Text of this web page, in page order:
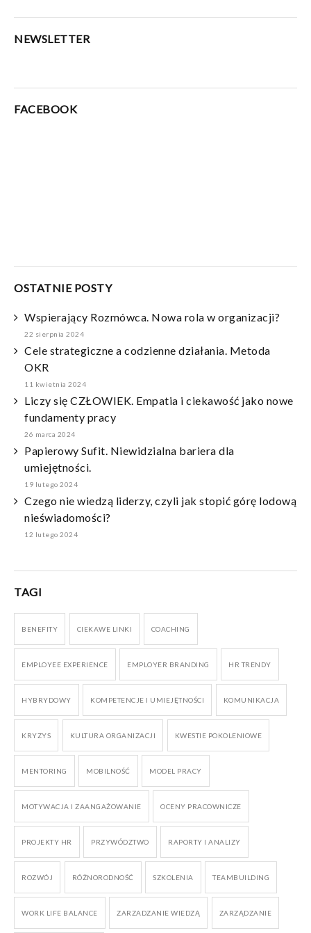
NEWSLETTER
FACEBOOK
OSTATNIE POSTY
Wspierający Rozmówca. Nowa rola w organizacji?
22 sierpnia 2024
Cele strategiczne a codzienne działania. Metoda
OKR
11 kwietnia 2024
Liczy się CZŁOWIEK. Empatia i ciekawość jako nowe
fundamenty pracy
26 marca 2024
Papierowy Sufit. Niewidzialna bariera dla
umiejętności.
19 lutego 2024
Czego nie wiedzą liderzy, czyli jak stopić górę lodową
nieświadomości?
12 lutego 2024
TAGI
BENEFITY CIEKAWE LINKI COACHING
EMPLOYEE EXPERIENCE EMPLOYER BRANDING HR TRENDY
HYBRYDOWY KOMPETENCJE I UMIEJĘTNOŚCI KOMUNIKACJA
KRYZYS KULTURA ORGANIZACJI KWESTIE POKOLENIOWE
MENTORING MOBILNOŚĆ MODEL PRACY
MOTYWACJA I ZAANGAŻOWANIE OCENY PRACOWNICZE
PROJEKTY HR PRZYWÓDZTWO RAPORTY I ANALIZY
ROZWÓJ RÓŻNORODNOŚĆ SZKOLENIA TEAMBUILDING
WORK LIFE BALANCE ZARZADZANIE WIEDZĄ ZARZĄDZANIE